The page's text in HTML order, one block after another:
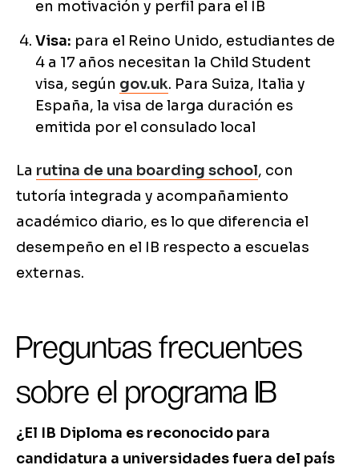
en motivación y perfil para el IB
Visa: para el Reino Unido, estudiantes de
4 a 17 años necesitan la Child Student
visa, según gov.uk. Para Suiza, Italia y
España, la visa de larga duración es
emitida por el consulado local
La rutina de una boarding school, con
tutoría integrada y acompañamiento
académico diario, es lo que diferencia el
desempeño en el IB respecto a escuelas
externas.
Preguntas frecuentes
sobre el programa IB
¿El IB Diploma es reconocido para
candidatura a universidades fuera del país